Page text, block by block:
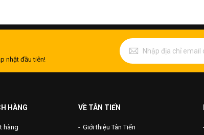
nhật đầu tiên!
HÀNG
hàng
VỀ TÂN TIẾN
Giới thiệu Tân Tiến